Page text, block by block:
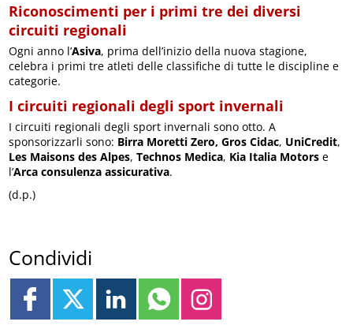
Riconoscimenti per i primi tre dei diversi
circuiti regionali
Ogni anno l’Asiva, prima dell’inizio della nuova stagione,
celebra i primi tre atleti delle classifiche di tutte le discipline e
categorie.
I circuiti regionali degli sport invernali
I circuiti regionali degli sport invernali sono otto. A
sponsorizzarli sono: Birra Moretti Zero, Gros Cidac, UniCredit,
Les Maisons des Alpes,Technos Medica, Kia Italia Motors e
l’Arca consulenza assicurativa.
(d.p.)
Condividi